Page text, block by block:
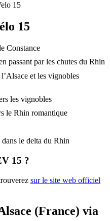
15
15
Constance
passant par les chutes du Rhin
et les vignobles
les vignobles
le Rhin romantique
le delta du Rhin
15 ?
sur le site web officiel
(France) via